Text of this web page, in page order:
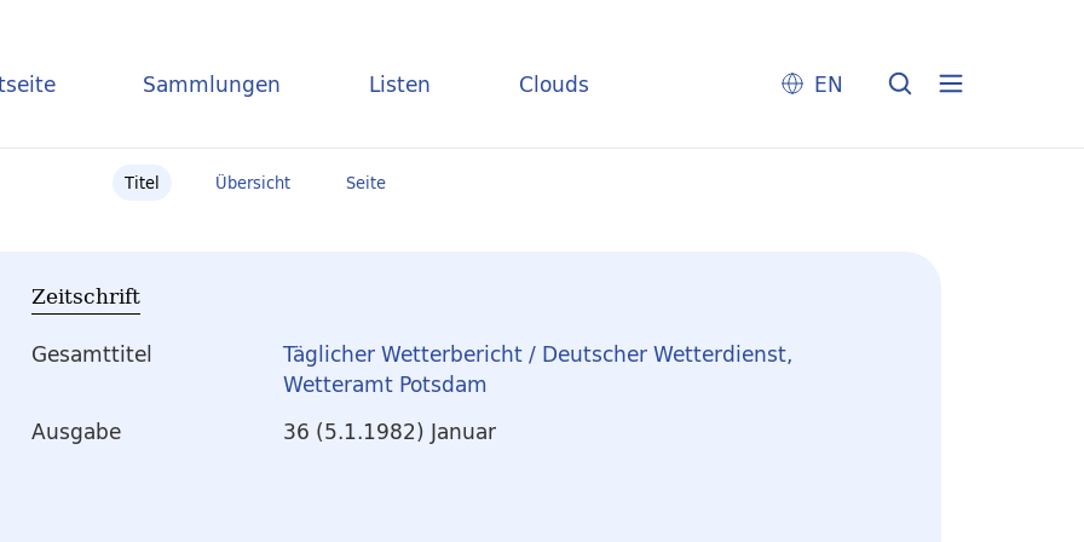
Sammlungen Listen Clouds EN
Titel Übersicht Seite
Zeitschrift
Gesamttitel
Täglicher Wetterbericht / Deutscher Wetterdienst,
Wetteramt Potsdam
Ausgabe
36 (5.1.1982) Januar